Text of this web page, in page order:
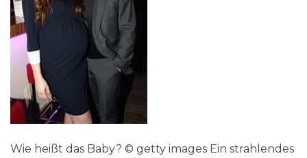
Wie heißt das Baby? © getty images Ein strahlendes